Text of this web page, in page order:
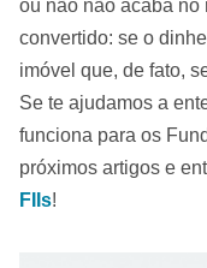
ou não não acaba no
convertido: se o
imóvel que, de fato,
Se te ajudamos a
funciona para os
próximos artigos e
FIIs!